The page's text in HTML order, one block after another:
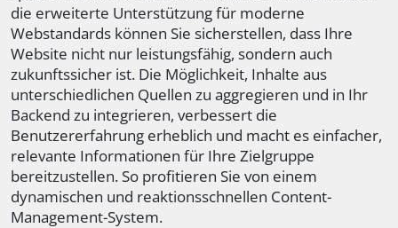
die erweiterte Unterstützung für moderne
Webstandards können Sie sicherstellen, dass Ihre
Website nicht nur leistungsfähig, sondern auch
zukunftssicher ist. Die Möglichkeit, Inhalte aus
unterschiedlichen Quellen zu aggregieren und in Ihr
Backend zu integrieren, verbessert die
Benutzererfahrung erheblich und macht es einfacher,
relevante Informationen für Ihre Zielgruppe
bereitzustellen. So profitieren Sie von einem
dynamischen und reaktionsschnellen Content-
Management-System.